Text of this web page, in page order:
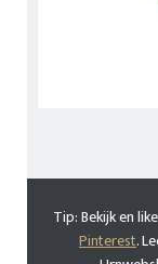
Tip: Bekijk en
Pinterest.